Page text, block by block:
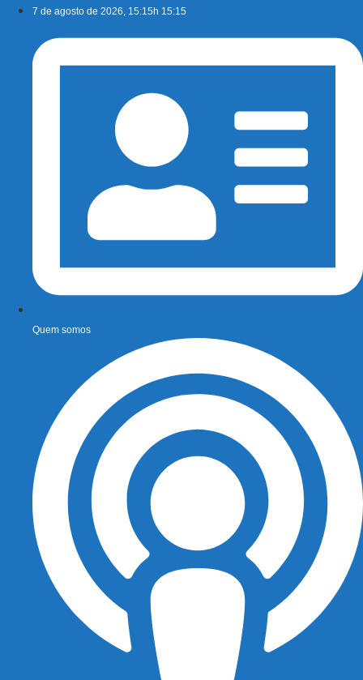
conteúdo
7 de agosto de 2026, 15:15h 15:15
Quem somos